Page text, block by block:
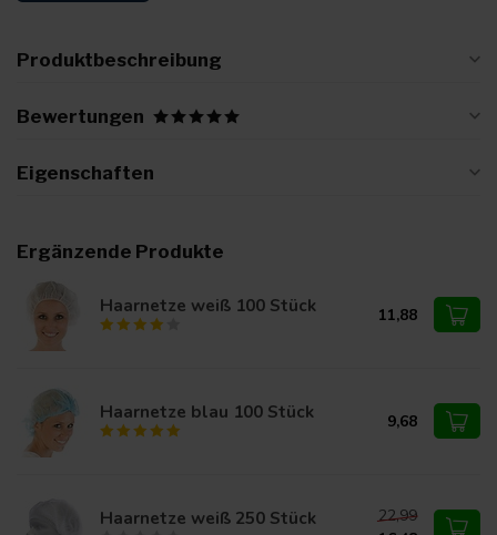
Produktbeschreibung
Bewertungen
Eigenschaften
Ergänzende Produkte
Haarnetze weiß 100 Stück 11,88
Haarnetze blau 100 Stück 9,68
Haarnetze weiß 250 Stück
22,99